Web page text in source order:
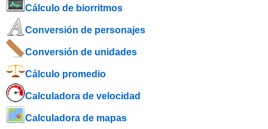
Cálculo de biorritmos
Conversión de personajes
Conversión de unidades
Cálculo promedio
Calculadora de velocidad
Calculadora de mapas